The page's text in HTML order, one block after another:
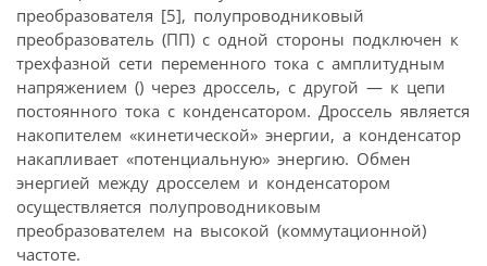
преобразователя [5], полупровод­никовый
преобразователь (ПП) с одной стороны подключен к
трехфазной сети переменного тока с амплитудным
напряжением () через дроссель, с другой — к цепи
постоянного тока с конденсатором. Дроссель является
накопителем «кинетической» энергии, а конденсатор
накапливает «потенциальную» энергию. Обмен
энергией между дросселем и конденсатором
осуществляется полупроводниковым
преобразователем на высокой (коммутационной)
частоте.